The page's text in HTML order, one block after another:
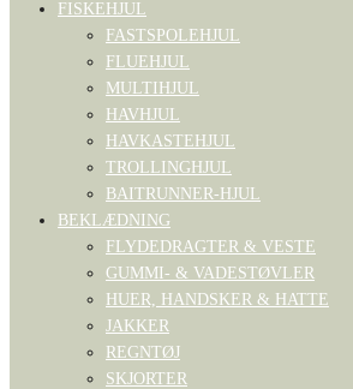
FISKEHJUL
FASTSPOLEHJUL
FLUEHJUL
MULTIHJUL
HAVHJUL
HAVKASTEHJUL
TROLLINGHJUL
BAITRUNNER-HJUL
BEKLÆDNING
FLYDEDRAGTER & VESTE
GUMMI- & VADESTØVLER
HUER, HANDSKER & HATTE
JAKKER
REGNTØJ
SKJORTER